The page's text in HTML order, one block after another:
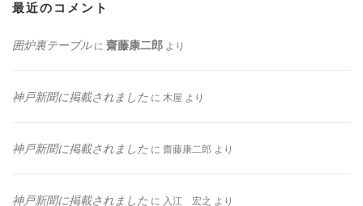
最近のコメント
囲炉裏テーブルに 齋藤康二郎 より
神戸新聞に掲載されました に 木屋 より
神戸新聞に掲載されました に 齋藤康二郎 より
神戸新聞に掲載されました に 入江 宏之 より